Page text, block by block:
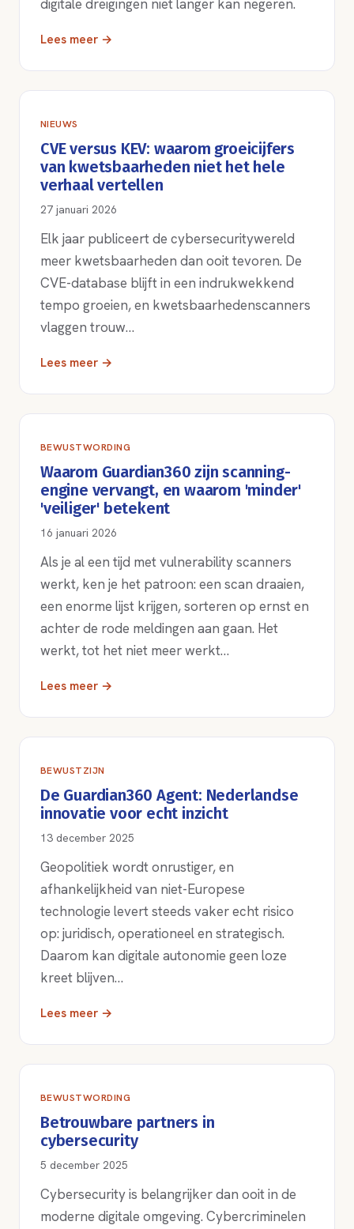
digitale dreigingen niet langer kan negeren.
Lees meer →
NIEUWS
CVE versus KEV: waarom groeicijfers
van kwetsbaarheden niet het hele
verhaal vertellen
27 januari 2026
Elk jaar publiceert de cybersecuritywereld
meer kwetsbaarheden dan ooit tevoren. De
CVE-database blijft in een indrukwekkend
tempo groeien, en kwetsbaarhedenscanners
vlaggen trouw…
Lees meer →
BEWUSTWORDING
Waarom Guardian360 zijn scanning-
engine vervangt, en waarom 'minder'
'veiliger' betekent
16 januari 2026
Als je al een tijd met vulnerability scanners
werkt, ken je het patroon: een scan draaien,
een enorme lijst krijgen, sorteren op ernst en
achter de rode meldingen aan gaan. Het
werkt, tot het niet meer werkt…
Lees meer →
BEWUSTZIJN
De Guardian360 Agent: Nederlandse
innovatie voor echt inzicht
13 december 2025
Geopolitiek wordt onrustiger, en
afhankelijkheid van niet-Europese
technologie levert steeds vaker echt risico
op: juridisch, operationeel en strategisch.
Daarom kan digitale autonomie geen loze
kreet blijven…
Lees meer →
BEWUSTWORDING
Betrouwbare partners in
cybersecurity
5 december 2025
Cybersecurity is belangrijker dan ooit in de
moderne digitale omgeving. Cybercriminelen